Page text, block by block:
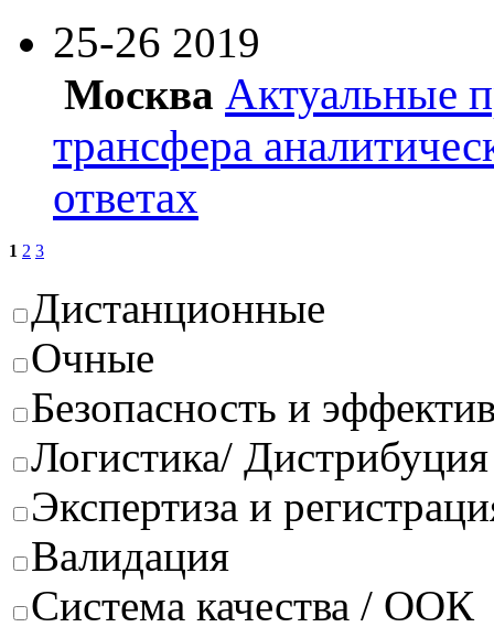
25-26 2019
Москва Актуальные
трансфера
ответах
1 2 3
Дистанционные
Очные
Безопасность и
Логистика/
Экспертиза и
Валидация
Система качества / ООК